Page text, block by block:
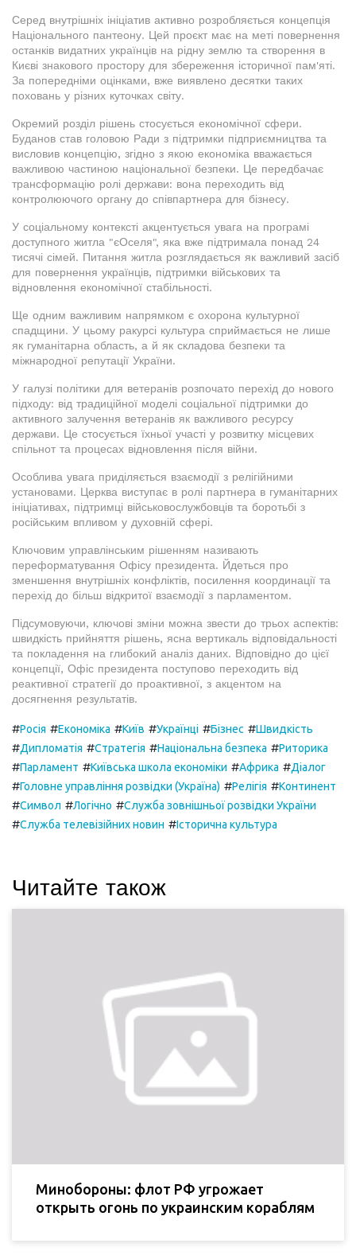
Серед внутрішніх ініціатив активно розробляється концепція
Національного пантеону. Цей проєкт має на меті повернення
останків видатних українців на рідну землю та створення в
Києві знакового простору для збереження історичної пам'яті.
За попередніми оцінками, вже виявлено десятки таких
поховань у різних куточках світу.
Окремий розділ рішень стосується економічної сфери.
Буданов став головою Ради з підтримки підприємництва та
висловив концепцію, згідно з якою економіка вважається
важливою частиною національної безпеки. Це передбачає
трансформацію ролі держави: вона переходить від
контролюючого органу до співпартнера для бізнесу.
У соціальному контексті акцентується увага на програмі
доступного житла "єОселя", яка вже підтримала понад 24
тисячі сімей. Питання житла розглядається як важливий засіб
для повернення українців, підтримки військових та
відновлення економічної стабільності.
Ще одним важливим напрямком є охорона культурної
спадщини. У цьому ракурсі культура сприймається не лише
як гуманітарна область, а й як складова безпеки та
міжнародної репутації України.
У галузі політики для ветеранів розпочато перехід до нового
підходу: від традиційної моделі соціальної підтримки до
активного залучення ветеранів як важливого ресурсу
держави. Це стосується їхньої участі у розвитку місцевих
спільнот та процесах відновлення після війни.
Особлива увага приділяється взаємодії з релігійними
установами. Церква виступає в ролі партнера в гуманітарних
ініціативах, підтримці військовослужбовців та боротьбі з
російським впливом у духовній сфері.
Ключовим управлінським рішенням називають
переформатування Офісу президента. Йдеться про
зменшення внутрішніх конфліктів, посилення координації та
перехід до більш відкритої взаємодії з парламентом.
Підсумовуючи, ключові зміни можна звести до трьох аспектів:
швидкість прийняття рішень, ясна вертикаль відповідальності
та покладення на глибокий аналіз даних. Відповідно до цієї
концепції, Офіс президента поступово переходить від
реактивної стратегії до проактивної, з акцентом на
досягнення результатів.
#Росія #Економіка #Київ #Українці #Бізнес #Швидкість
#Дипломатія #Стратегія #Національна безпека #Риторика
#Парламент #Київська школа економіки #Африка #Діалог
#Головне управління розвідки (Україна) #Релігія #Континент
#Символ #Логічно #Служба зовнішньої розвідки України
#Служба телевізійних новин #Історична культура
Читайте також
Минобороны: флот РФ угрожает
открыть огонь по украинским кораблям